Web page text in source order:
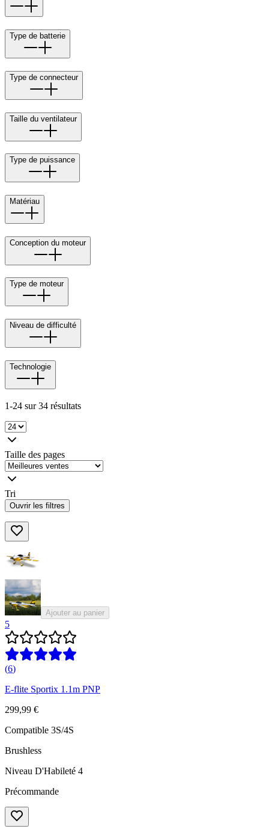
Type de batterie
Type de connecteur
Taille du ventilateur
Type de puissance
Matériau
Conception du moteur
Type de moteur
Niveau de difficulté
Technologie
1-24 sur 34 résultats
Taille des pages
Tri
Ouvrir les filtres
Ajouter au panier
5
(6)
E-flite Sportix 1.1m PNP
299,99 €
Compatible 3S/4S
Brushless
Niveau D'Habileté 4
Précommande